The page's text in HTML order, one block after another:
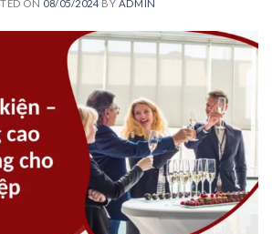
ON 08/05/2024 BY ADMIN